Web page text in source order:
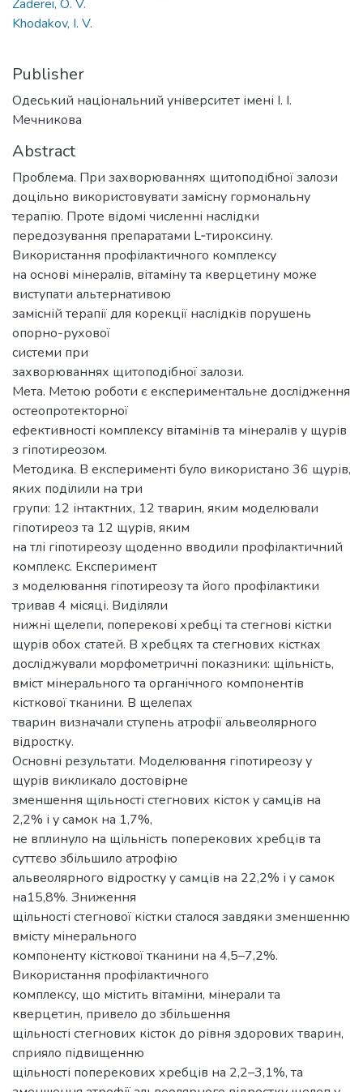
Zaderei, О. V.
Khodakov, І. V.
Publisher
Одеський національний університет імені І. І.
Мечникова
Abstract
Проблема. При захворюваннях щитоподібної залози
доцільно використовувати замісну гормональну
терапію. Проте відомі численні наслідки
передозування препаратами L‑тироксину.
Використання профілактичного комплексу
на основі мінералів, вітаміну та кверцетину може
виступати альтернативою
замісній терапії для корекції наслідків порушень
опорно-рухової
системи при
захворюваннях щитоподібної залози.
Мета. Метою роботи є експериментальне дослідження
остеопротекторної
ефективності комплексу вітамінів та мінералів у щурів
з гіпотиреозом.
Методика. В експерименті було використано 36 щурів,
яких поділили на три
групи: 12 інтактних, 12 тварин, яким моделювали
гіпотиреоз та 12 щурів, яким
на тлі гіпотиреозу щоденно вводили профілактичний
комплекс. Експеримент
з моделювання гіпотиреозу та його профілактики
тривав 4 місяці. Виділяли
нижні щелепи, поперекові хребці та стегнові кістки
щурів обох статей. В хребцях та стегнових кістках
досліджували морфометричні показники: щільність,
вміст мінерального та органічного компонентів
кісткової тканини. В щелепах
тварин визначали ступень атрофії альвеолярного
відростку.
Основні результати. Моделювання гіпотиреозу у
щурів викликало достовірне
зменшення щільності стегнових кісток у самців на
2,2% і у самок на 1,7%,
не вплинуло на щільність поперекових хребців та
суттєво збільшило атрофію
альвеолярного відростку у самців на 22,2% і у самок
на15,8%. Зниження
щільності стегнової кістки сталося завдяки зменшенню
вмісту мінерального
компоненту кісткової тканини на 4,5–7,2%.
Використання профілактичного
комплексу, що містить вітаміни, мінерали та
кверцетин, привело до збільшення
щільності стегнових кісток до рівня здорових тварин,
сприяло підвищенню
щільності поперекових хребців на 2,2–3,1%, та